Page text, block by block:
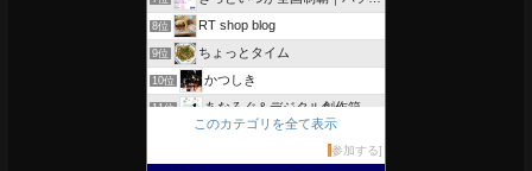
8位 RT shop blog
9位 ちょっとタイム
10位 かつしき
11位 あなろぐ＆デジタル創作箱
軽井沢まったり生活 柴犬とともに
13位 がんばれ長野
このカテゴリを全て表示
参加する